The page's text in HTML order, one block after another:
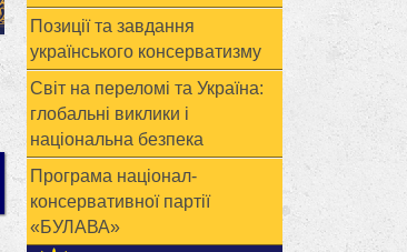
Позиції та завдання
українського консерватизму
Світ на переломі та Україна:
глобальні виклики і
національна безпека
Програма націонал-
консервативної партії
«БУЛАВА»